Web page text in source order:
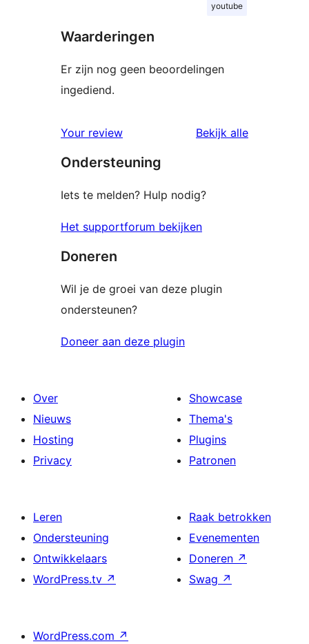
youtube
Waarderingen
Er zijn nog geen beoordelingen
ingediend.
Your review Bekijk alle
Ondersteuning
Iets te melden? Hulp nodig?
Het supportforum bekijken
Doneren
Wil je de groei van deze plugin
ondersteunen?
Doneer aan deze plugin
Over
Nieuws
Hosting
Privacy
Showcase
Thema's
Plugins
Patronen
Leren
Ondersteuning
Ontwikkelaars
WordPress.tv ↗
Raak betrokken
Evenementen
Doneren ↗
Swag ↗
WordPress.com ↗